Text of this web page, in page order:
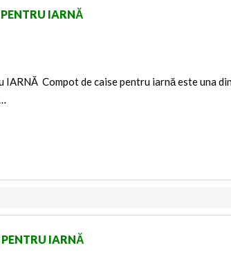
IARNĂ
IARNĂ Compot de caise pentru iarnă este una
IARNĂ